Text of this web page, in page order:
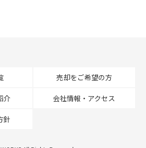
売却をご希望の方
介 会社情報・アクセス
針